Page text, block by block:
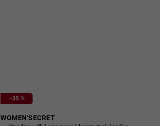
–35 %
WOMEN'SECRET